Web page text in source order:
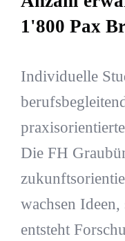
1'800 Pax
Individuelle
Die FH
wachsen
entsteht